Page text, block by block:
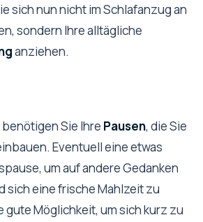
sich nun nicht im Schlafanzug an
sondern Ihre alltägliche
anziehen.
Sie Ihre Pausen, die Sie
Eventuell eine etwas
um auf andere Gedanken
sich eine frische Mahlzeit zu
gute Möglichkeit, um sich kurz zu